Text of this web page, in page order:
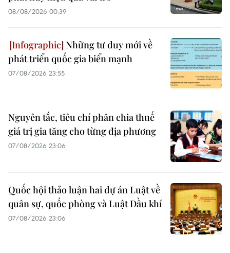
08/08/2026 00:39
Những tư duy mới về
phát triển quốc gia biển mạnh
07/08/2026 23:55
Nguyên tắc, tiêu chí phân chia thuế
giá trị gia tăng cho từng địa phương
07/08/2026 23:06
Quốc hội thảo luận hai dự án Luật về
quân sự, quốc phòng và Luật Dầu khí
07/08/2026 23:06